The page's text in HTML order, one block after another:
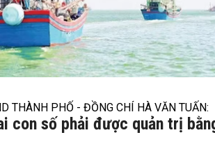
THÀNH PHỐ - ĐỒNG CHÍ HÀ VĂN TUẤN:
con số phải được quản trị